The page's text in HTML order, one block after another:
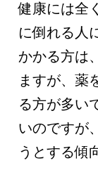
健康には全
に倒れる人
かかる方は
ますが、薬
る方が多い
いのですが
うとする傾